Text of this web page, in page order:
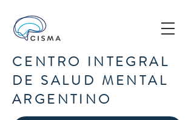
CENTRO INTEGRAL
DE SALUD MENTAL
ARGENTINO